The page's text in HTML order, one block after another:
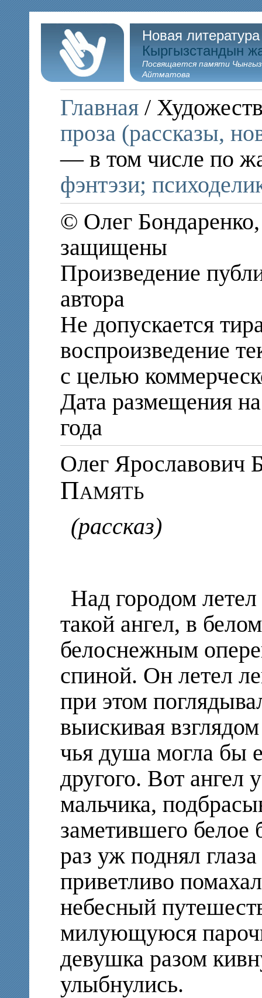
Новая
Кыргызстандын
Посвящается памяти
Айтматова
Главная /
проза (рассказы,
— в том числе по
фэнтэзи;
© Олег
защищены
Произведение
автора
Не допускается
воспроизведение
с целью
Дата размещения
года
Олег
Память
(рассказ)
Над городом
такой ангел, в
белоснежным
спиной. Он летел
при этом
выискивая
чья душа могла бы
другого. Вот ангел
мальчика,
заметившего белое
раз уж поднял
приветливо
небесный
милующуюся
девушка разом
улыбнулись.